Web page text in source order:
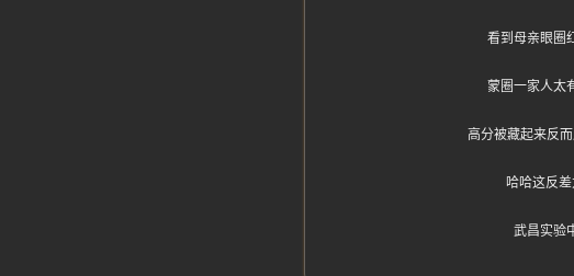
看到母亲眼圈
蒙圈一家人太
高分被藏起来反
哈哈这反
武昌实验